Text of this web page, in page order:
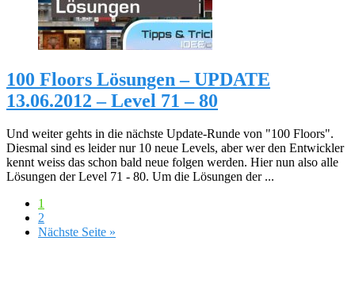
100 Floors Lösungen – UPDATE
13.06.2012 – Level 71 – 80
Und weiter gehts in die nächste Update-Runde von "100 Floors".
Diesmal sind es leider nur 10 neue Levels, aber wer den Entwickler
kennt weiss das schon bald neue folgen werden. Hier nun also alle
Lösungen der Level 71 - 80. Um die Lösungen der ...
1
2
Nächste Seite »